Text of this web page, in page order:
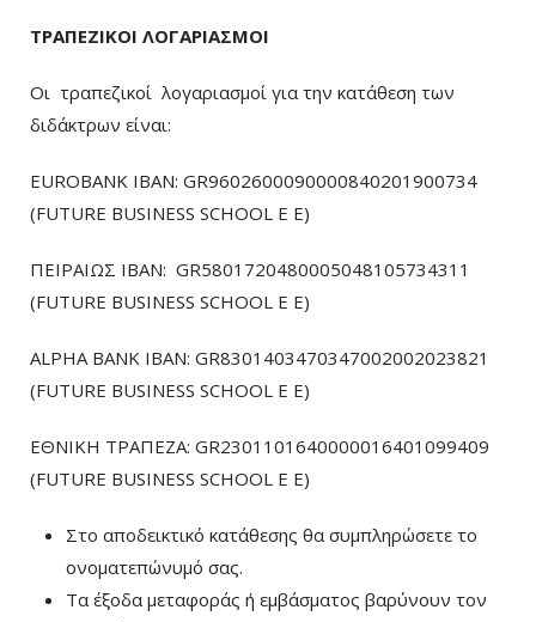
ΤΡΑΠΕΖΙΚΟΙ ΛΟΓΑΡΙΑΣΜΟΙ
Οι τραπεζικοί λογαριασμοί για την κατάθεση των
διδάκτρων είναι:
EUROBANK IBAN: GR9602600090000840201900734
(FUTURE BUSINESS SCHOOL E E)
ΠΕΙΡΑΙΩΣ ΙΒΑΝ: GR5801720480005048105734311
(FUTURE BUSINESS SCHOOL E E)
ALPHA BANK IBAN: GR8301403470347002002023821
(FUTURE BUSINESS SCHOOL E E)
ΕΘΝΙΚΗ ΤΡΑΠΕΖΑ: GR2301101640000016401099409
(FUTURE BUSINESS SCHOOL E E)
Στο αποδεικτικό κατάθεσης θα συμπληρώσετε το
ονοματεπώνυμό σας.
Τα έξοδα μεταφοράς ή εμβάσματος βαρύνουν τον